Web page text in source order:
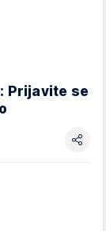
Prijavite se